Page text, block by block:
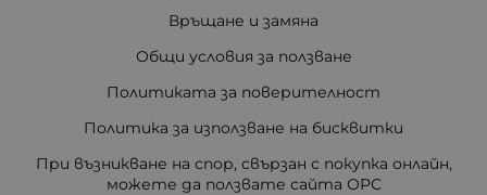
Връщане и замяна
Общи условия за ползване
Политиката за поверителност
Политика за използване на бисквитки
При възникване на спор, свързан с покупка онлайн,
можете да ползвате сайта ОРС